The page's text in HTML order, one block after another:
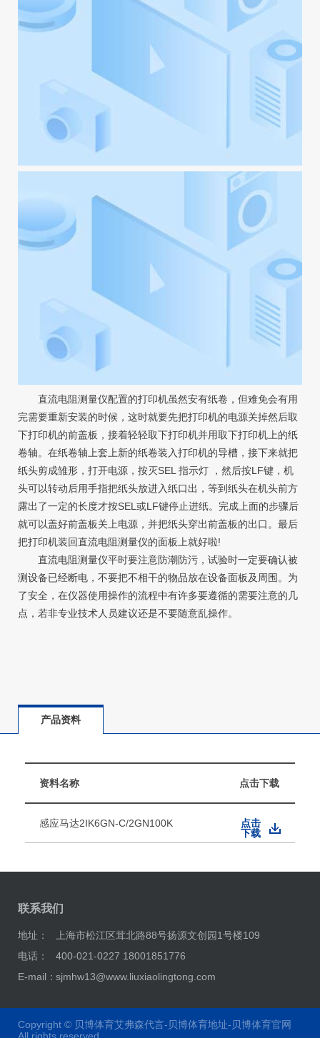
直流电阻测量仪配置的打印机虽然安有纸卷，但难免会有用
完需要重新安装的时候，这时就要先把打印机的电源关掉然后取
下打印机的前盖板，接着轻轻取下打印机并用取下打印机上的纸
卷轴。在纸卷轴上套上新的纸卷装入打印机的导槽，接下来就把
纸头剪成雏形，打开电源，按灭SEL 指示灯 ，然后按LF键，机
头可以转动后用手指把纸头放进入纸口出，等到纸头在机头前方
露出了一定的长度才按SEL或LF键停止进纸。完成上面的步骤后
就可以盖好前盖板关上电源，并把纸头穿出前盖板的出口。最后
把打印机装回直流电阻测量仪的面板上就好啦!
直流电阻测量仪平时要注意防潮防污，试验时一定要确认被
测设备已经断电，不要把不相干的物品放在设备面板及周围。为
了安全，在仪器使用操作的流程中有许多要遵循的需要注意的几
点，若非专业技术人员建议还是不要随意乱操作。
产品资料
资料名称 点击下载
感应马达2IK6GN-C/2GN100K
点击
下载
联系我们
地址：
上海市松江区茸北路88号扬源文创园1号楼109
电话：
400-021-0227 18001851776
E-mail：sjmhw13@www.liuxiaolingtong.com
Copyright © 贝博体育艾弗森代言-贝博体育地址-贝博体育官网